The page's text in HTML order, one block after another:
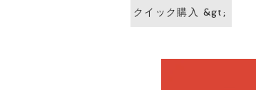
クイック購入 &gt;